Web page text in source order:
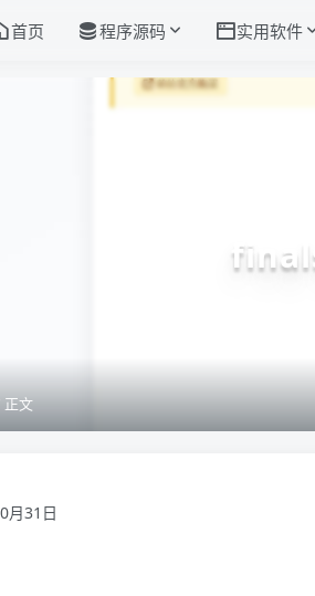
首页 程序源码 实用软件
正文
月31日